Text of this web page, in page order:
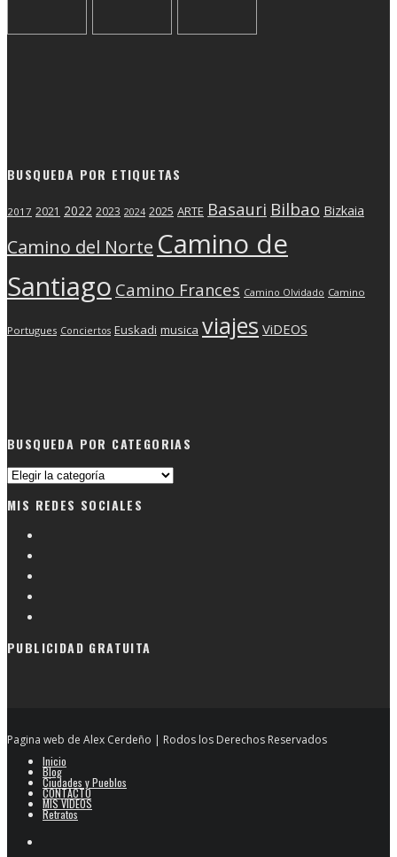
BUSQUEDA POR ETIQUETAS
2017 2021 2022 2023 2024 2025 ARTE Basauri Bilbao Bizkaia
Camino del Norte Camino de
Santiago Camino Frances Camino Olvidado Camino
Portugues Conciertos Euskadi musica viajes ViDEOS
BUSQUEDA POR CATEGORIAS
Busqueda
categorias
MIS REDES SOCIALES
PUBLICIDAD GRATUITA
Pagina web de Alex Cerdeño | Rodos los Derechos Reservados
Inicio
Blog
Ciudades y Pueblos
CONTACTO
MIS VIDEOS
Retratos